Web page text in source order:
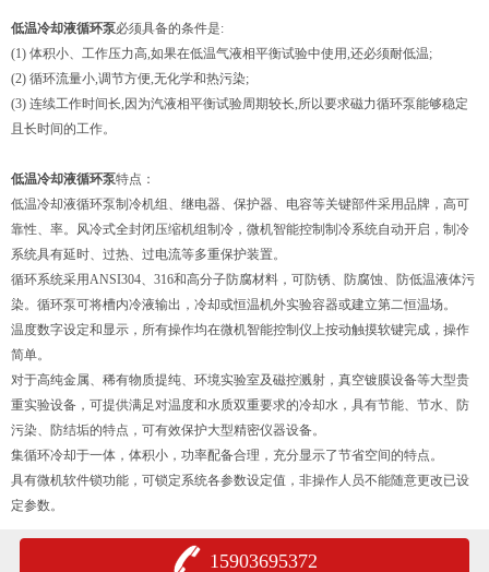
低温冷却液循环泵必须具备的条件是:
(1) 体积小、工作压力高,如果在低温气液相平衡试验中使用,还必须耐低温;
(2) 循环流量小,调节方便,无化学和热污染;
(3) 连续工作时间长,因为汽液相平衡试验周期较长,所以要求磁力循环泵能够稳定
且长时间的工作。
低温冷却液循环泵特点：
低温冷却液循环泵制冷机组、继电器、保护器、电容等关键部件采用品牌，高可
靠性、率。风冷式全封闭压缩机组制冷，微机智能控制制冷系统自动开启，制冷
系统具有延时、过热、过电流等多重保护装置。
循环系统采用ANSI304、316和高分子防腐材料，可防锈、防腐蚀、防低温液体污
染。循环泵可将槽内冷液输出，冷却或恒温机外实验容器或建立第二恒温场。
温度数字设定和显示，所有操作均在微机智能控制仪上按动触摸软键完成，操作
简单。
对于高纯金属、稀有物质提纯、环境实验室及磁控溅射，真空镀膜设备等大型贵
重实验设备，可提供满足对温度和水质双重要求的冷却水，具有节能、节水、防
污染、防结垢的特点，可有效保护大型精密仪器设备。
集循环冷却于一体，体积小，功率配备合理，充分显示了节省空间的特点。
具有微机软件锁功能，可锁定系统各参数设定值，非操作人员不能随意更改已设
定参数。
15903695372